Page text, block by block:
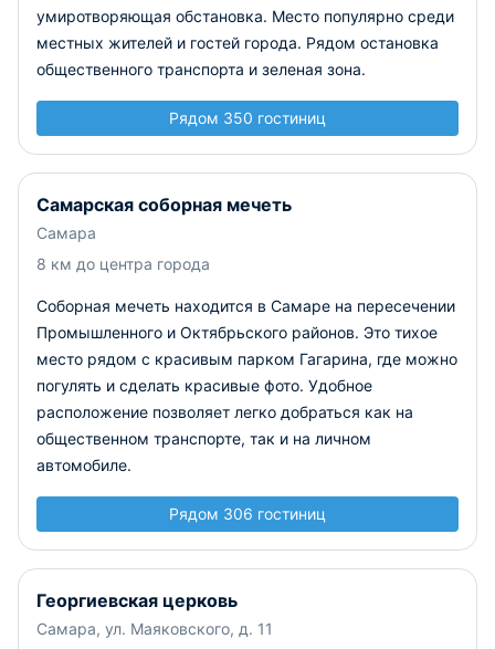
умиротворяющая обстановка. Место популярно среди
местных жителей и гостей города. Рядом остановка
общественного транспорта и зеленая зона.
Рядом 350 гостиниц
Самарская соборная мечеть
Самара
8 км до центра города
Соборная мечеть находится в Самаре на пересечении
Промышленного и Октябрьского районов. Это тихое
место рядом с красивым парком Гагарина, где можно
погулять и сделать красивые фото. Удобное
расположение позволяет легко добраться как на
общественном транспорте, так и на личном
автомобиле.
Рядом 306 гостиниц
Георгиевская церковь
Самара, ул. Маяковского, д. 11